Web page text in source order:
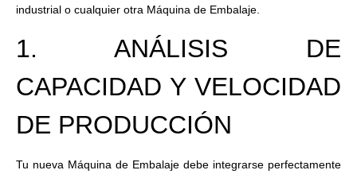
industrial o cualquier otra Máquina de Embalaje
1. ANÁLISIS DE
CAPACIDAD Y VELOCIDAD
DE PRODUCCIÓN
Tu nueva Máquina de Embalaje debe integrarse perfectamente